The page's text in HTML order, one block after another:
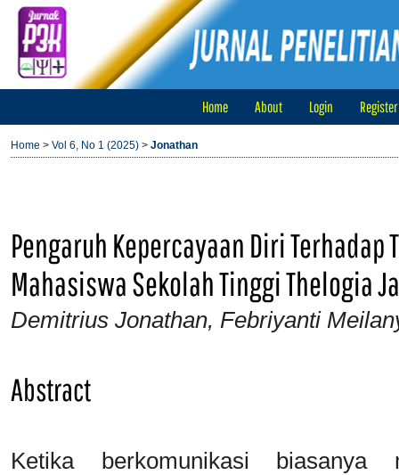
Home About Login Register
Home > Vol 6, No 1 (2025) > Jonathan
Pengaruh Kepercayaan Diri
Mahasiswa Sekolah Tinggi Thelogia
Demitrius Jonathan, Febriyanti
Abstract
Ketika berkomunikasi biasanya